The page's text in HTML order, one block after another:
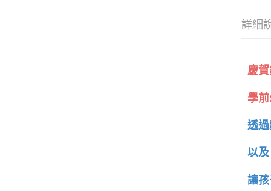
詳細
慶
學
透
以
讓